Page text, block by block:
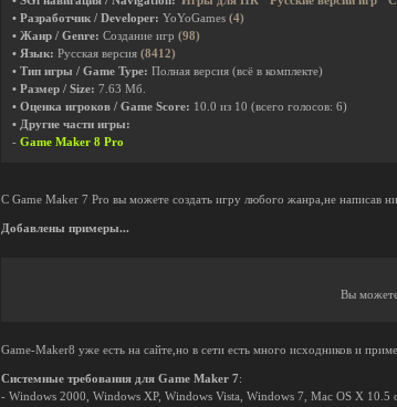
• Разработчик / Developer: YoYoGames (4)
• Жанр / Genre: Создание игр (98)
• Язык: Русская версия (8412)
• Тип игры / Game Type: Полная версия (всё в комплекте)
• Размер / Size: 7.63 Мб.
• Оценка игроков / Game Score: 10.0 из 10 (всего голосов: 6)
• Другие части игры:
- Game Maker 8 Pro
С Game Maker 7 Pro вы можете создать игру любого жанра,не написав
Добавлены примеры...
Вы можете
Game-Maker8 уже есть на сайте,но в сети есть много исходников и
Системные требования для Game Maker 7:
- Windows 2000, Windows XP, Windows Vista, Windows 7, Mac OS X 10.5